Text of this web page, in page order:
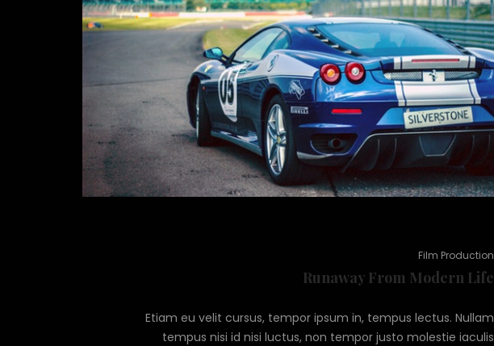
Film Production
Runaway From Modern Life
Etiam eu velit cursus, tempor ipsum in, tempus lectus. Nullam
tempus nisi id nisi luctus, non tempor justo molestie iaculis